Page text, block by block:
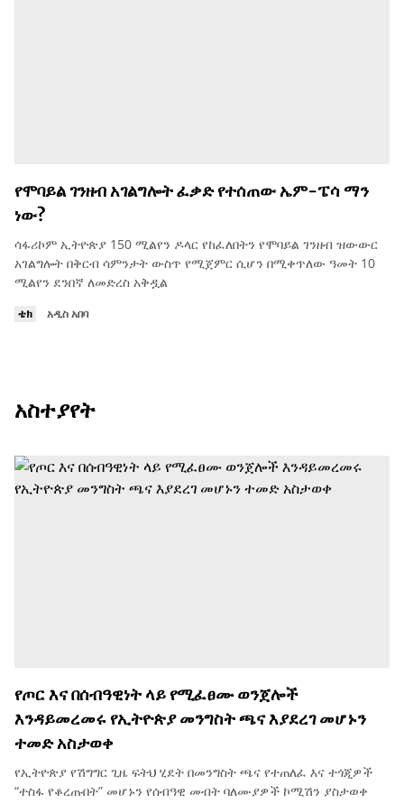
የሞባይል ገንዘብ አገልግሎት ፈቃድ የተሰጠው ኤም-ፔሳ ማን
ነው?
ሳፋሪኮም ኢትዮጵያ 150 ሚልየን ዶላር የከፈለበትን የሞባይል ገንዘብ ዝውውር
አገልግሎት በቅርብ ሳምንታት ውስጥ የሚጀምር ሲሆን በሚቀጥለው ዓመት 10
ሚልየን ደንበኛ ለመድረስ አቅዷል
ቴክ አዲስ አበባ
አስተያየት
የጦር እና በሰብዓዊነት ላይ የሚፈፀሙ ወንጀሎች
እንዳይመረመሩ የኢትዮጵያ መንግስት ጫና እያደረገ መሆኑን
ተመድ አስታወቀ
የኢትዮጵያ የሽግግር ጊዜ ፍትህ ሂደት በመንግስት ጫና የተጠለፈ እና ተጎጂዎች
“ተስፋ የቆረጡበት” መሆኑን የሰብዓዊ መብት ባለሙያዎች ኮሚሽን ያስታወቀ